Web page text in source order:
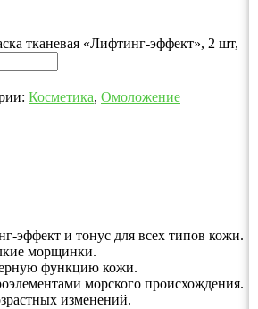
тканевая «Лифтинг-эффект», 2 шт,
Косметика, Омоложение
эффект и тонус для всех типов кожи.
морщинки.
функцию кожи.
морского происхождения.
изменений.